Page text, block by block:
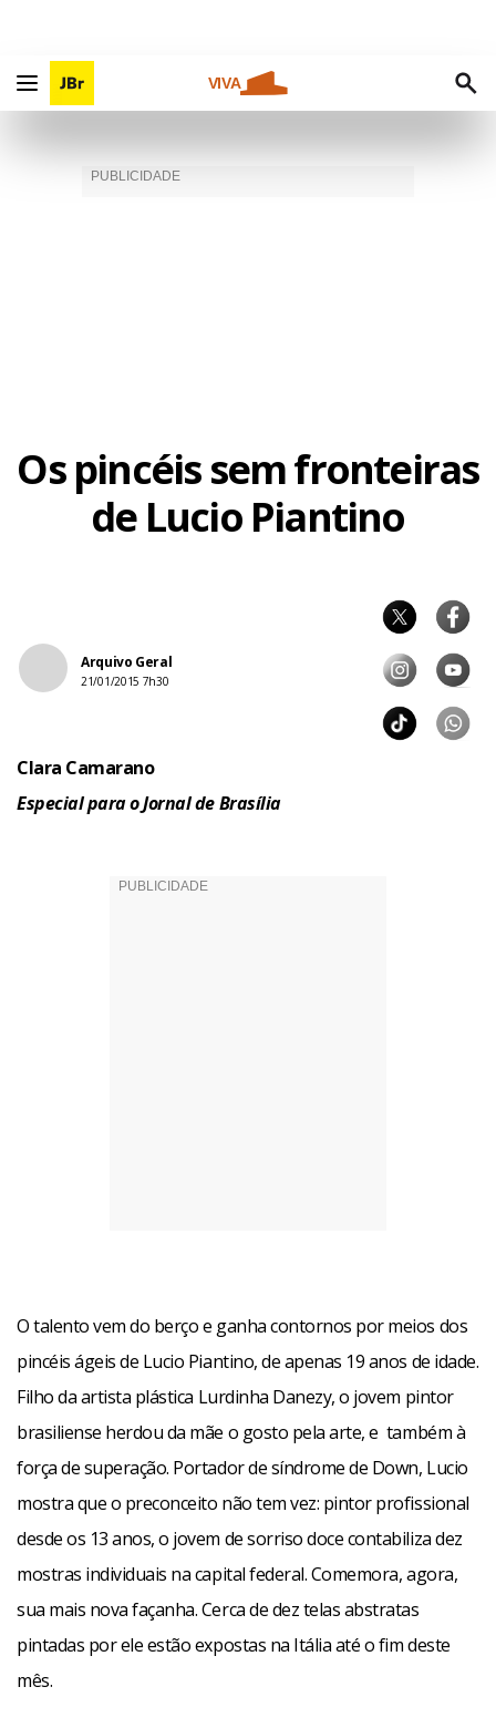
VIVA
Os pincéis sem fronteiras
de Lucio Piantino
Arquivo Geral
21/01/2015 7h30
Clara Camarano
Especial para o Jornal de Brasília
O talento vem do berço e ganha contornos por meios dos
pincéis ágeis de Lucio Piantino, de apenas 19 anos de idade.
Filho da artista plástica Lurdinha Danezy, o jovem pintor
brasiliense herdou da mãe o gosto pela arte, e também à
força de superação. Portador de síndrome de Down, Lucio
mostra que o preconceito não tem vez: pintor profissional
desde os 13 anos, o jovem de sorriso doce contabiliza dez
mostras individuais na capital federal. Comemora, agora,
sua mais nova façanha. Cerca de dez telas abstratas
pintadas por ele estão expostas na Itália até o fim deste
mês.